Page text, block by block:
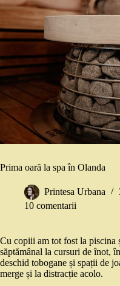
Prima oară la spa în Olanda
Printesa Urbana
10 comentarii
Cu copiii am tot fost la piscina
săptămânal la cursuri de înot,
deschid tobogane și spații de
merge și la distracție acolo.